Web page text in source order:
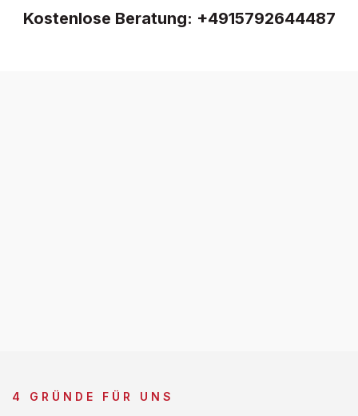
Kostenlose Beratung: +4915792644487
4 GRÜNDE FÜR UNS